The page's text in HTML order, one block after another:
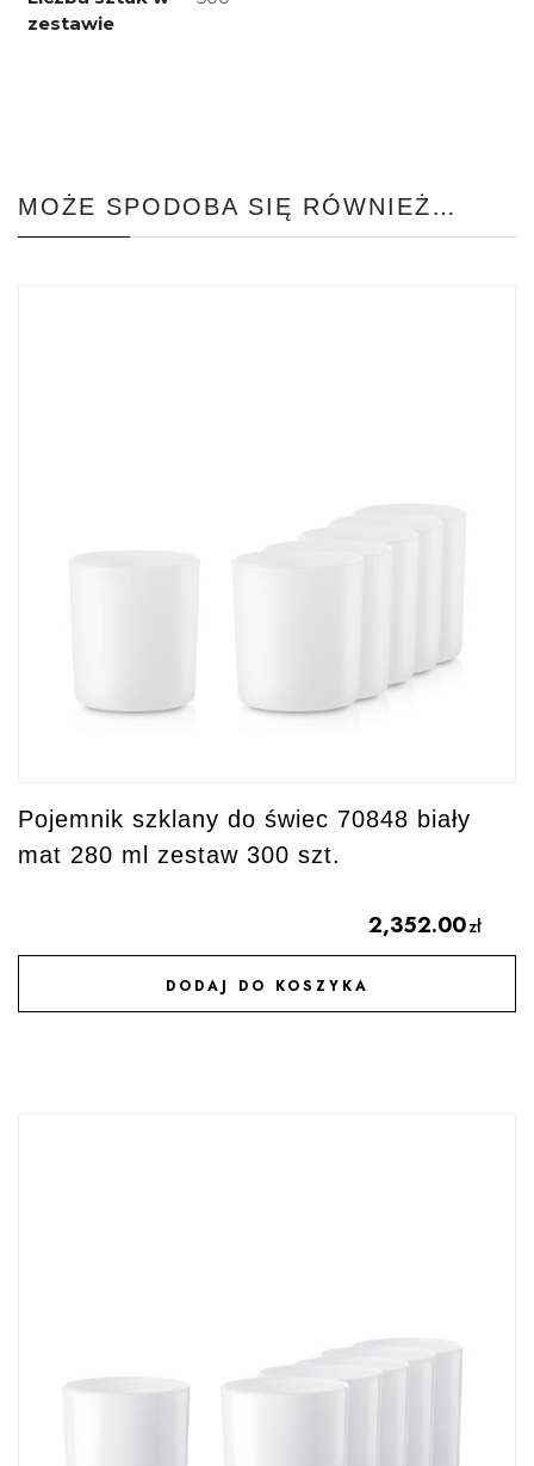
zestawie
MOŻE SPODOBA SIĘ RÓWNIEŻ…
Pojemnik szklany do świec 70848 biały
mat 280 ml zestaw 300 szt.
2,352.00zł
DODAJ DO KOSZYKA
DODAJ DO ULUBIONYCH